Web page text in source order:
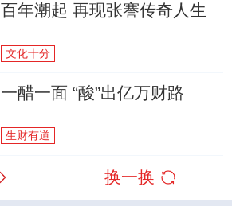
百年潮起 再现张謇传奇人生
文化十分
一醋一面 “酸”出亿万财路
生财有道
换一换